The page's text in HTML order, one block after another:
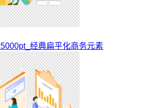
经典扁平化商务元素